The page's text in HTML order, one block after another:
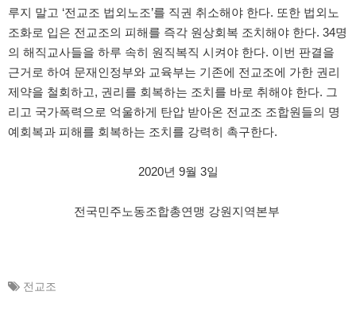
루지 말고 ‘전교조 법외노조’를 직권 취소해야 한다. 또한 법외노
조화로 입은 전교조의 피해를 즉각 원상회복 조치해야 한다. 34명
의 해직교사들을 하루 속히 원직복직 시켜야 한다. 이번 판결을
근거로 하여 문재인정부와 교육부는 기존에 전교조에 가한 권리
제약을 철회하고, 권리를 회복하는 조치를 바로 취해야 한다. 그
리고 국가폭력으로 억울하게 탄압 받아온 전교조 조합원들의 명
예회복과 피해를 회복하는 조치를 강력히 촉구한다.
2020년 9월 3일
전국민주노동조합총연맹 강원지역본부
전교조